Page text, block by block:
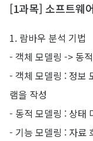
[1과목] 소프트웨
1. 람바우 분석 기법
- 객체 모델링 -> 동
- 객체 모델링 : 정보
램을 작성
- 동적 모델링 : 상태
- 기능 모델링 : 자료